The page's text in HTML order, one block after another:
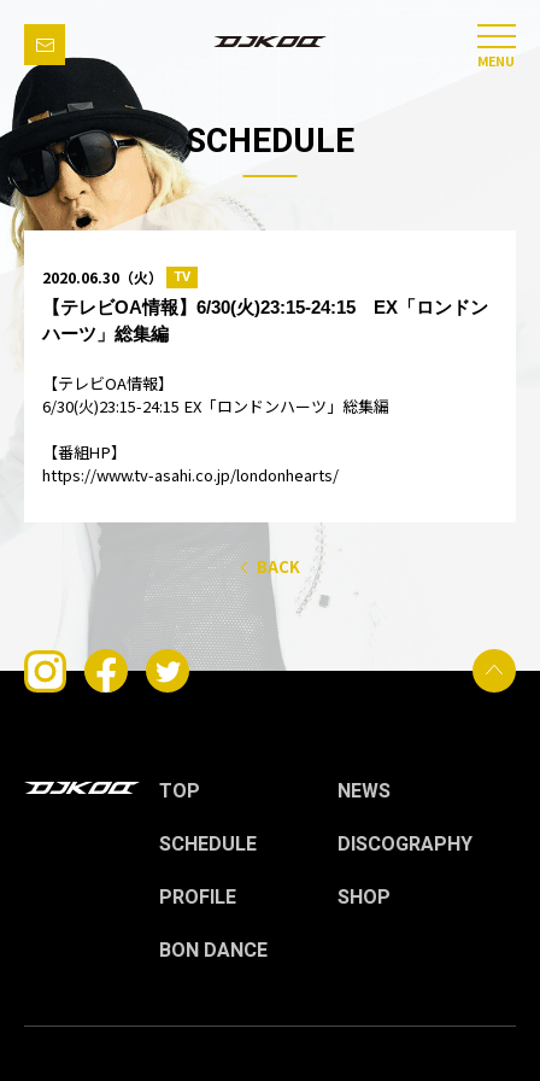
MENU
SCHEDULE
2020.06.30（火）
TV
【テレビOA情報】6/30(火)23:15-24:15 EX「ロンドン
ハーツ」総集編
【テレビOA情報】
6/30(火)23:15-24:15 EX「ロンドンハーツ」総集編
【番組HP】
https://www.tv-asahi.co.jp/londonhearts/
BACK
TOP
NEWS
SCHEDULE
DISCOGRAPHY
PROFILE
SHOP
BON DANCE